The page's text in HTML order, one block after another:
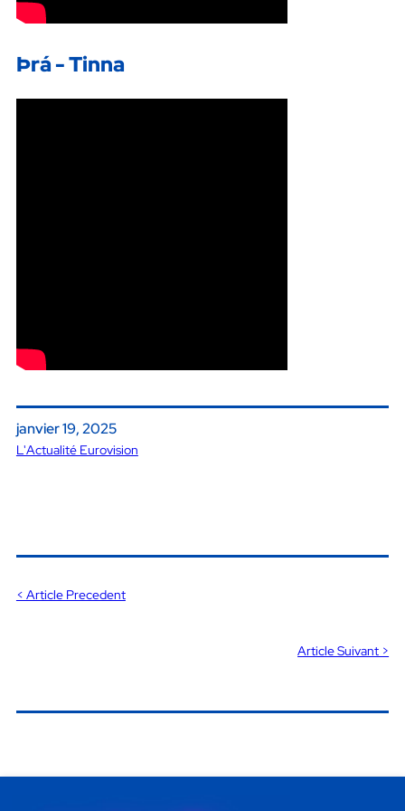
Þrá - Tinna
janvier 19, 2025
L'Actualité Eurovision
< Article Precedent
Article Suivant >